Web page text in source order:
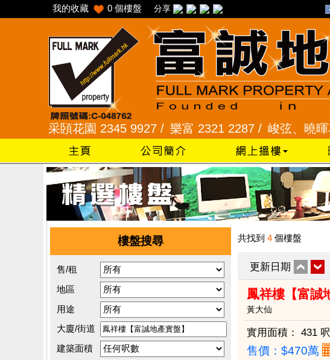
我的收藏 0 個樓盤 分享
采頣花園 2345 9927 /樂富 2321 2287 /峻弦、曉暉花園
樓盤搜尋
售/租
地區
用途
大廈/街道
建築面積
共找到 4 個樓盤
更新日期
鳳祥樓【富誠
黃大仙
實用面積： 431 呎
售價： $470萬